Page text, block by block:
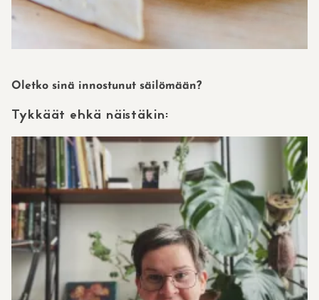
Oletko sinä innostunut säilömään?
Tykkäät ehkä näistäkin: